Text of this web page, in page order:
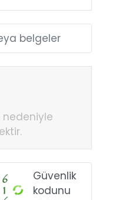
nedeniyle
Güvenlik
kodunu